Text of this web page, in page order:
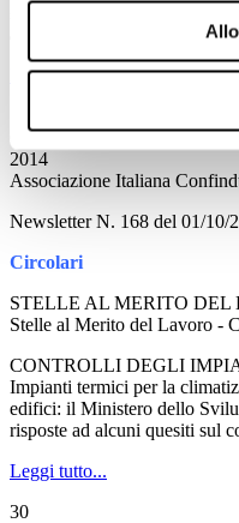
design. Un settore che va valutato con
Leggi tutto...
Ottobre
2014
Associazione Italiana
Newsletter N. 168 del 01/10/
Circolari
STELLE AL MERITO DEL
Stelle al Merito del Lavoro -
CONTROLLI DEGLI
Impianti termici per la
edifici: il Ministero dello
risposte ad alcuni quesiti sul
Leggi tutto...
30